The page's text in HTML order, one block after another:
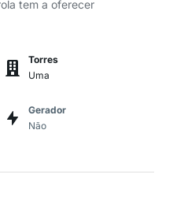
tem a oferecer
Torres
Uma
Gerador
Não